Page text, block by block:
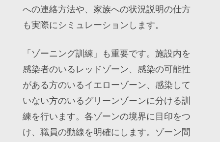
への連絡方法や、家族への状況説明の仕方
も実際にシミュレーションします。
「ゾーニング訓練」も重要です。施設内を
感染者のいるレッドゾーン、感染の可能性
がある方のいるイエローゾーン、感染して
いない方のいるグリーンゾーンに分ける訓
練を行います。各ゾーンの境界に目印をつ
け、職員の動線を明確にします。ゾーン間